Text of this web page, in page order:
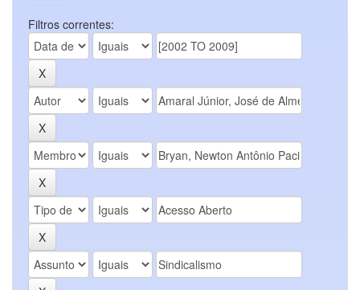
Filtros correntes: